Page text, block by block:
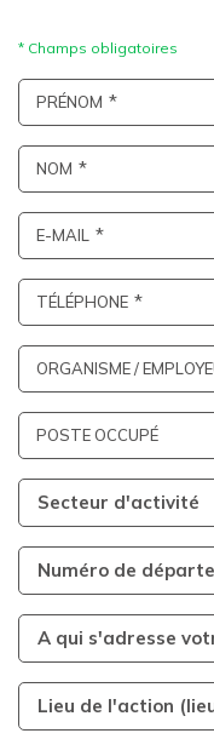
PRÉNOM
NOM
E-MAIL
TÉLÉPHONE
ORGANISME /
POSTE OCCUPÉ
Secteur d'activité
Numéro de
A qui s'adresse